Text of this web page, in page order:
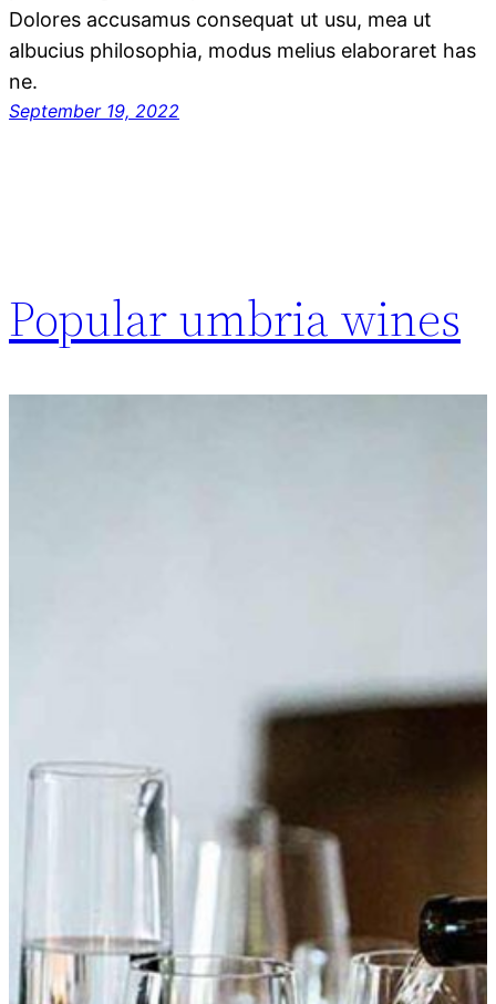
Dolores accusamus consequat ut usu, mea ut
albucius philosophia, modus melius elaboraret has
ne.
September 19, 2022
Popular umbria wines